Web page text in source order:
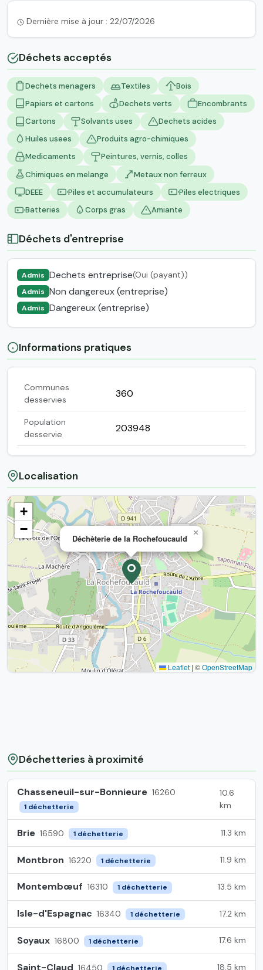
Dernière mise à jour : 22/07/2026
Déchets acceptés
Dechets menagers Textiles
Bois
Papiers et cartons
Dechets verts
Encombrants
Cartons
Solvants uses
Dechets acides
Huiles usees
Produits agro-chimiques
Medicaments
Peintures, vernis, colles
Chimiques en melange
Metaux non ferreux
DEEE
Piles et accumulateurs
Piles electriques
Batteries
Corps gras Amiante
Déchets d'entreprise
Admis Dechets entreprise(Oui (payant))
Admis Non dangereux (entreprise)
Admis Dangereux (entreprise)
Informations pratiques
Communes
desservies
360
Population
desservie
203948
Localisation
Déchèterie de la Rochefoucauld
×
+
−
Leaflet | ©OpenStreetMap
Déchetteries à proximité
Chasseneuil-sur-Bonnieure 16260
1 déchetterie
10.6
km
Brie 16590 1 déchetterie 11.3 km
Montbron 16220 1 déchetterie 11.9 km
Montembœuf 16310 1 déchetterie 13.5 km
Isle-d'Espagnac 16340 1 déchetterie 17.2 km
Soyaux 16800 1 déchetterie 17.6 km
Saint-Claud 16450 1 déchetterie 18.5 km